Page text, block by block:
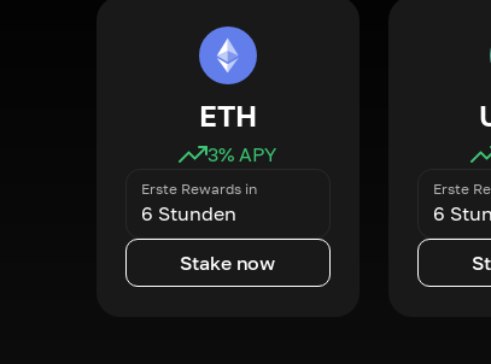
ETH
3% APY
Erste Rewards in
6 Stunden
Stake now
Erste
6